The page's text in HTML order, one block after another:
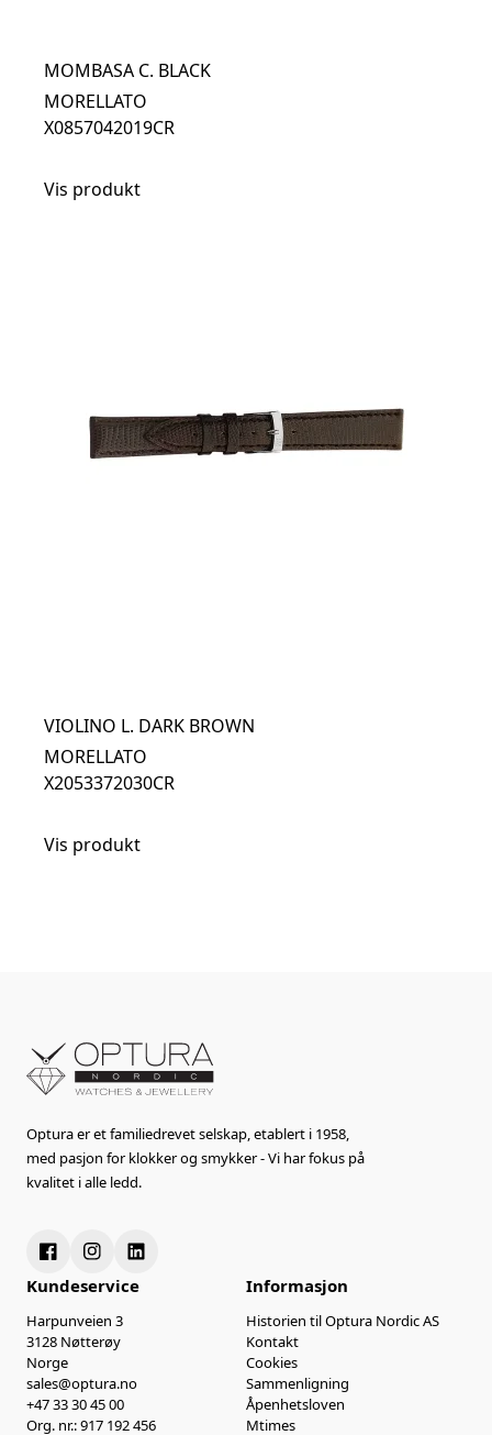
MOMBASA C. BLACK
MORELLATO
X0857042019CR
Vis produkt
VIOLINO L. DARK BROWN
MORELLATO
X2053372030CR
Vis produkt
Optura er et familiedrevet selskap, etablert i 1958,
med pasjon for klokker og smykker - Vi har fokus på
kvalitet i alle ledd.
Kundeservice
Harpunveien 3
3128 Nøtterøy
Norge
sales@optura.no
+47 33 30 45 00
Org. nr.: 917 192 456
Informasjon
Historien til Optura Nordic AS
Kontakt
Cookies
Sammenligning
Åpenhetsloven
Mtimes